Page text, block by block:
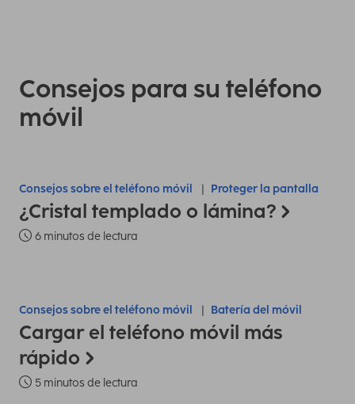
Consejos para su teléfono
móvil
Consejos sobre el teléfono móvil Proteger la pantalla
¿Cristal templado o lámina?
6 minutos de lectura
Consejos sobre el teléfono móvil Batería del móvil
Cargar el teléfono móvil más
rápido
5 minutos de lectura